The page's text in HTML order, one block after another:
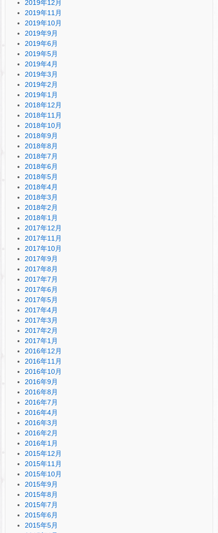
2019年12月
2019年11月
2019年10月
2019年9月
2019年6月
2019年5月
2019年4月
2019年3月
2019年2月
2019年1月
2018年12月
2018年11月
2018年10月
2018年9月
2018年8月
2018年7月
2018年6月
2018年5月
2018年4月
2018年3月
2018年2月
2018年1月
2017年12月
2017年11月
2017年10月
2017年9月
2017年8月
2017年7月
2017年6月
2017年5月
2017年4月
2017年3月
2017年2月
2017年1月
2016年12月
2016年11月
2016年10月
2016年9月
2016年8月
2016年7月
2016年4月
2016年3月
2016年2月
2016年1月
2015年12月
2015年11月
2015年10月
2015年9月
2015年8月
2015年7月
2015年6月
2015年5月